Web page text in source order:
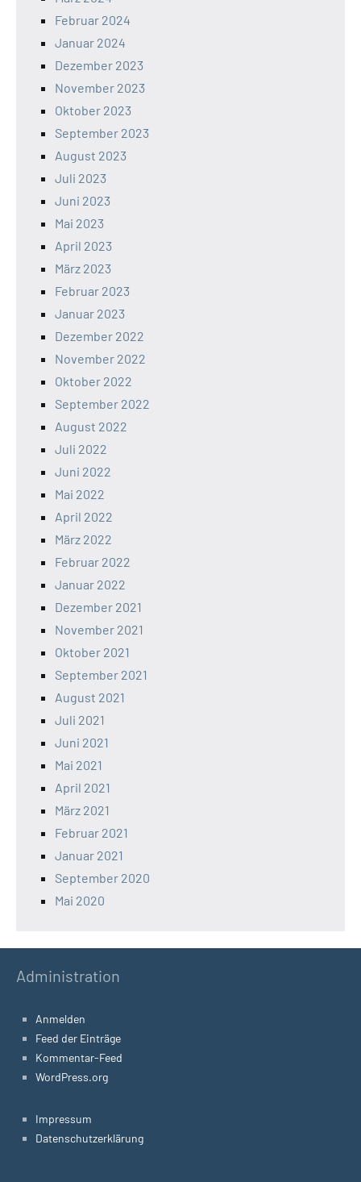
Februar 2024
Januar 2024
Dezember 2023
November 2023
Oktober 2023
September 2023
August 2023
Juli 2023
Juni 2023
Mai 2023
April 2023
März 2023
Februar 2023
Januar 2023
Dezember 2022
November 2022
Oktober 2022
September 2022
August 2022
Juli 2022
Juni 2022
Mai 2022
April 2022
März 2022
Februar 2022
Januar 2022
Dezember 2021
November 2021
Oktober 2021
September 2021
August 2021
Juli 2021
Juni 2021
Mai 2021
April 2021
März 2021
Februar 2021
Januar 2021
September 2020
Mai 2020
Administration
Anmelden
Feed der Einträge
Kommentar-Feed
WordPress.org
Impressum
Datenschutzerklärung